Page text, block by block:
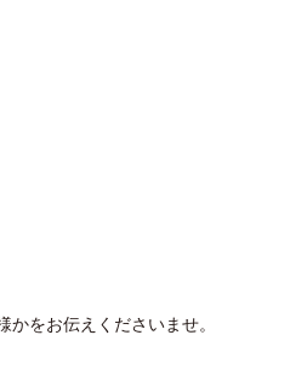
かをお伝えくださいませ。